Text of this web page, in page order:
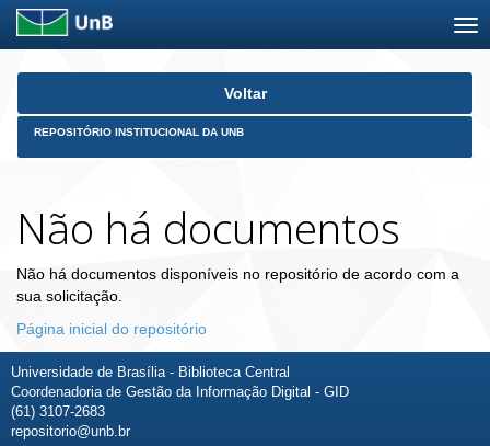
Skip
Voltar
REPOSITÓRIO INSTITUCIONAL DA UNB
Não há documentos
Não há documentos disponíveis no repositório de acordo com a
sua solicitação.
Página inicial do repositório
Universidade de Brasília - Biblioteca Central
Coordenadoria de Gestão da Informação Digital - GID
(61) 3107-2683
repositorio@unb.br